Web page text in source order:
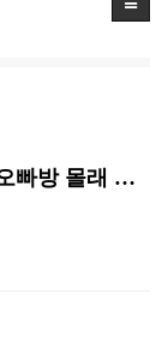
약후) 야동 보는동생이 오빠방 몰래 들어가면.manhwa